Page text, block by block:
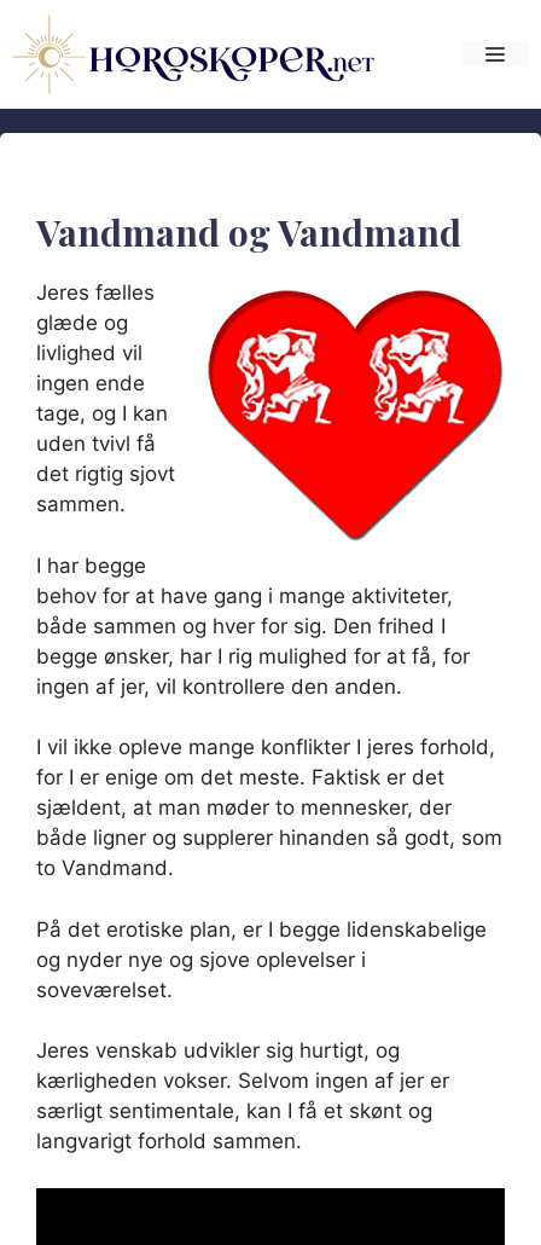
indhold
Vandmand og Vandmand
Jeres fælles
glæde og
livlighed vil
ingen ende
tage, og I kan
uden tvivl få
det rigtig sjovt
sammen.
I har begge
behov for at have gang i mange aktiviteter,
både sammen og hver for sig. Den frihed I
begge ønsker, har I rig mulighed for at få, for
ingen af jer, vil kontrollere den anden.
I vil ikke opleve mange konflikter I jeres forhold,
for I er enige om det meste. Faktisk er det
sjældent, at man møder to mennesker, der
både ligner og supplerer hinanden så godt, som
to Vandmand.
På det erotiske plan, er I begge lidenskabelige
og nyder nye og sjove oplevelser i
soveværelset.
Jeres venskab udvikler sig hurtigt, og
kærligheden vokser. Selvom ingen af jer er
særligt sentimentale, kan I få et skønt og
langvarigt forhold sammen.